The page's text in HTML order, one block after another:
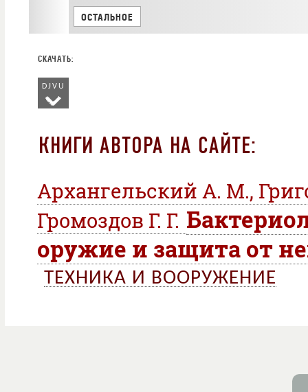
ОСТАЛЬНОЕ
DJVU
КНИГИ АВТОРА НА САЙТЕ:
Архангельский А. М.,
Громоздов Г. Г.
оружие и защита от
ТЕХНИКА И ВООРУЖЕНИЕ